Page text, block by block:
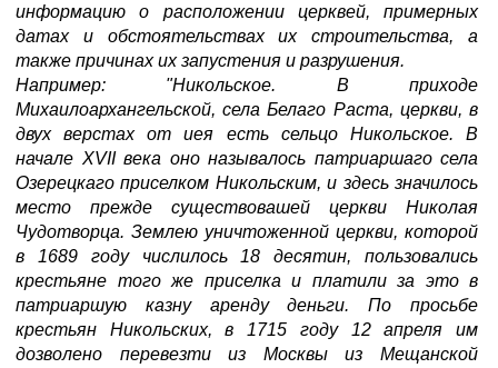
информацию о расположении церквей, примерных
датах и обстоятельствах их строительства, а
также причинах их запустения и разрушения.
Например: "Никольское. В приходе
Михаилоархангельской, села Белаго Раста, церкви, в
двух верстах от иея есть сельцо Никольское. В
начале XVII века оно называлось патриаршаго села
Озерецкаго приселком Никольским, и здесь значилось
место прежде существовашей церкви Николая
Чудотворца. Землею уничтоженной церкви, которой
в 1689 году числилось 18 десятин, пользовались
крестьяне того же приселка и платили за это в
патриаршую казну аренду деньги. По просьбе
крестьян Никольских, в 1715 году 12 апреля им
дозволено перевезти из Москвы из Мещанской